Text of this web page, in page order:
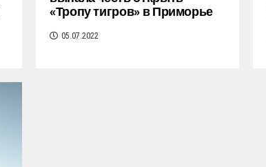
«Тропу тигров» в Приморье
05.07.2022